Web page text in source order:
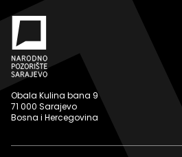
Obala Kulina bana 9
71 000 Sarajevo
Bosna i Hercegovina